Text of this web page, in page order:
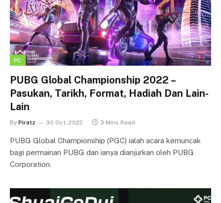
PC
PUBG Global Championship 2022 –
Pasukan, Tarikh, Format, Hadiah Dan Lain-
Lain
By Piratz 30 Oct, 2022 3 Mins Read
PUBG Global Championship (PGC) ialah acara kemuncak
bagi permainan PUBG dan ianya dianjurkan oleh PUBG
Corporation.